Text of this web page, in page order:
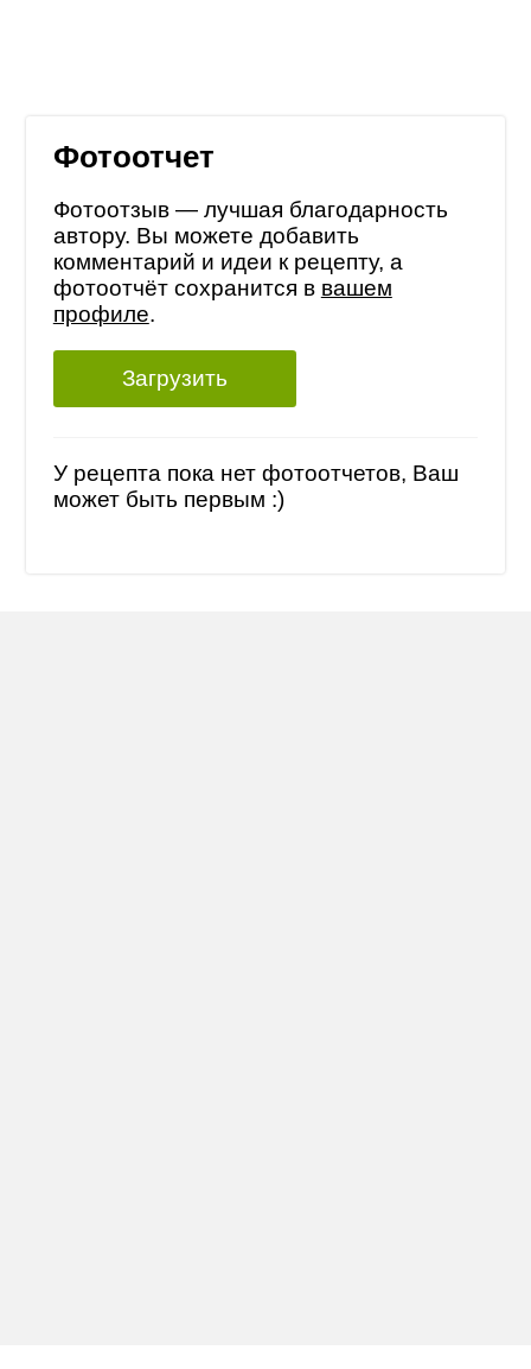
Фотоотчет
Фотоотзыв — лучшая благодарность
автору. Вы можете добавить
комментарий и идеи к рецепту, а
фотоотчёт сохранится в вашем
профиле.
Загрузить
У рецепта пока нет фотоотчетов, Ваш
может быть первым :)